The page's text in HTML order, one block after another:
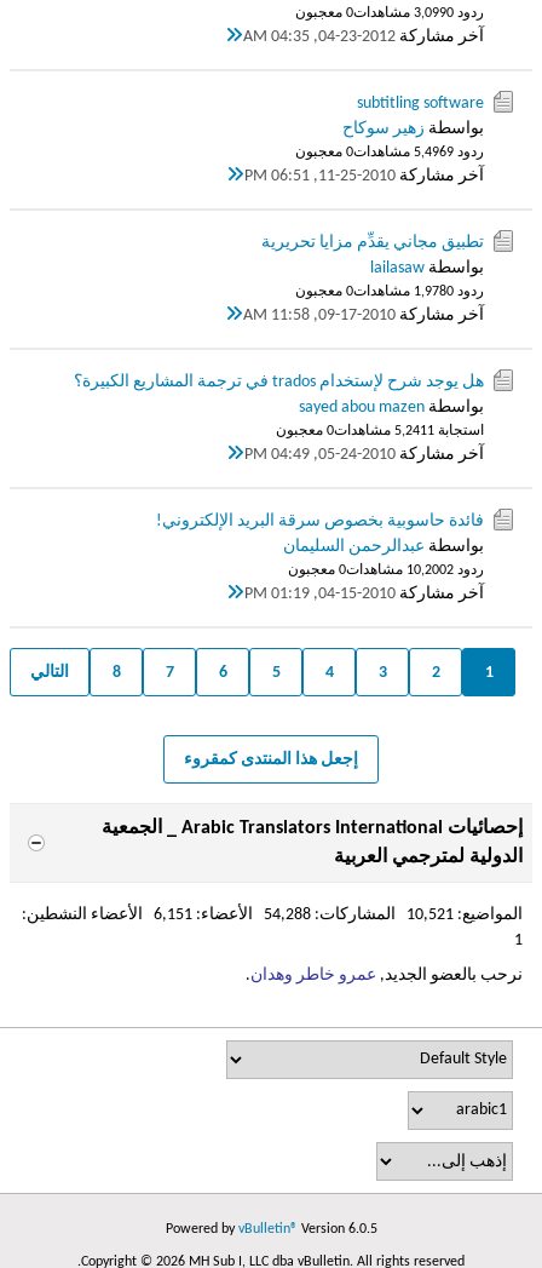
ردود 0 3,099 مشاهدات 0 معجبون
آخر مشاركة 04-23-2012, 04:35 AM
subtitling software
بواسطة زهير سوكاح
ردود 9 5,496 مشاهدات 0 معجبون
آخر مشاركة 11-25-2010, 06:51 PM
تطبيق مجاني يقدِّم مزايا تحريرية
بواسطة lailasaw
ردود 0 1,978 مشاهدات 0 معجبون
آخر مشاركة 09-17-2010, 11:58 AM
هل يوجد شرح لإستخدام trados في ترجمة المشاريع الكبيرة؟
بواسطة sayed abou mazen
استجابة 1 5,241 مشاهدات 0 معجبون
آخر مشاركة 05-24-2010, 04:49 PM
فائدة حاسوبية بخصوص سرقة البريد الإلكتروني!
بواسطة عبدالرحمن السليمان
ردود 2 10,200 مشاهدات 0 معجبون
آخر مشاركة 04-15-2010, 01:19 PM
1
2
3
4
5
6
7
8 التالي
إجعل هذا المنتدى كمقروء
إحصائيات Arabic Translators International _ الجمعية
الدولية لمترجمي العربية
المواضيع: 10,521 المشاركات: 54,288 الأعضاء: 6,151 الأعضاء النشطين:
1
نرحب بالعضو الجديد, عمرو خاطر وهدان.
Powered byvBulletin® Version 6.0.5
Copyright © 2026 MH Sub I, LLC dba vBulletin. All rights reserved.